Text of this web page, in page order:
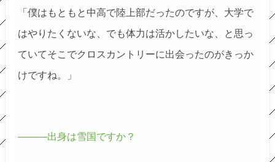
「僕はもともと中高で陸上部だったのですが、大学で
はやりたくないな、でも体力は活かしたいな、と思っ
ていてそこでクロスカントリーに出会ったのがきっか
けですね。」
―――出身は雪国ですか？